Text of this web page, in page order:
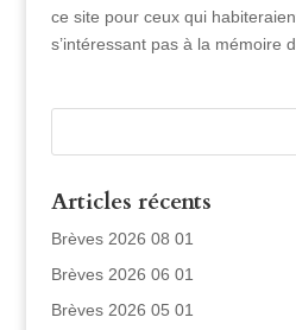
ce site pour ceux qui
s’intéressant pas à la mémoire
Articles récents
Brèves 2026 08 01
Brèves 2026 06 01
Brèves 2026 05 01